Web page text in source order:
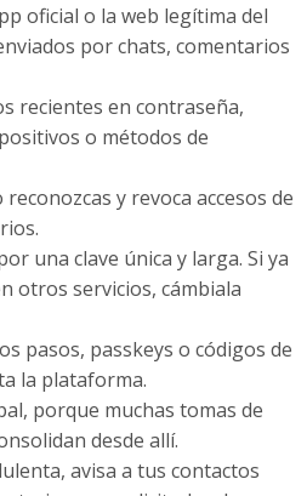
oficial o la web legítima del
por chats, comentarios
recientes en contraseña,
o métodos de
y revoca accesos de
una clave única y larga. Si ya
otros servicios, cámbiala
pasos, passkeys o códigos de
la plataforma.
porque muchas tomas de
desde allí.
avisa a tus contactos